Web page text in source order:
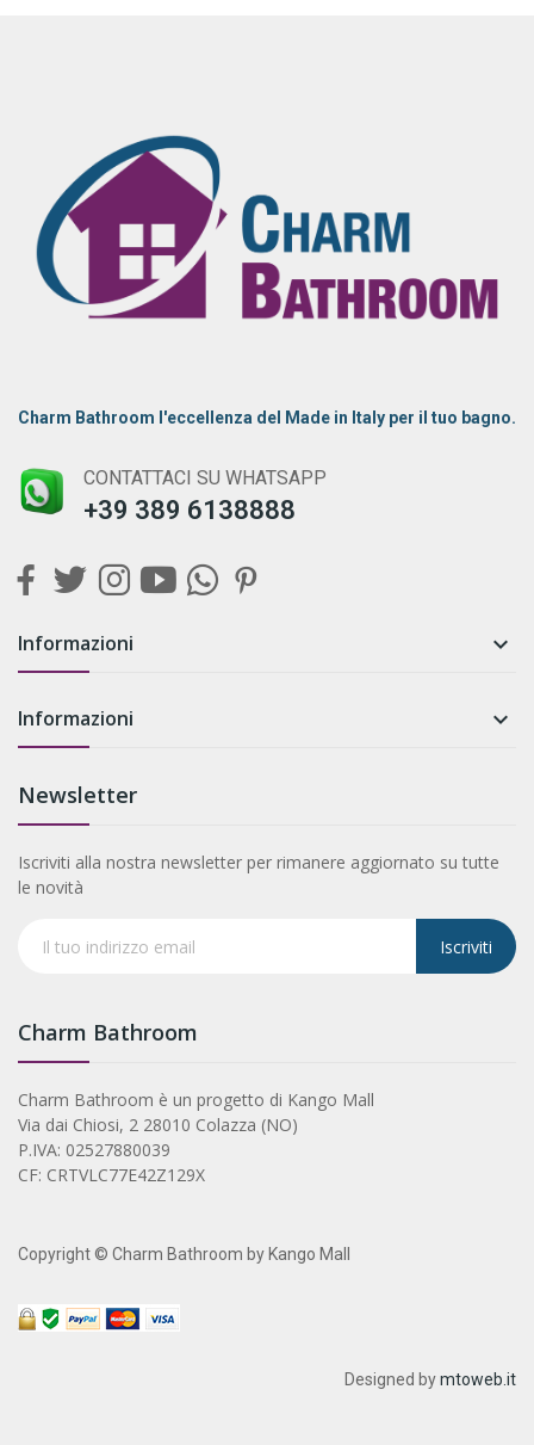
Charm Bathroom l'eccellenza del Made in Italy per il tuo bagno.
CONTATTACI SU WHATSAPP
+39 389 6138888
Informazioni 
Informazioni 
Newsletter
Iscriviti alla nostra newsletter per rimanere aggiornato su tutte
le novità
Iscriviti
Charm Bathroom
Charm Bathroom è un progetto di Kango Mall
Via dai Chiosi, 2 28010 Colazza (NO)
P.IVA: 02527880039
CF: CRTVLC77E42Z129X
Copyright © Charm Bathroom by Kango Mall
Designed bymtoweb.it